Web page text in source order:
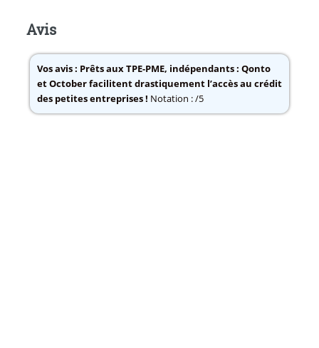
Avis
Vos avis : Prêts aux TPE-PME, indépendants : Qonto
et October facilitent drastiquement l’accès au crédit
des petites entreprises ! Notation : /5